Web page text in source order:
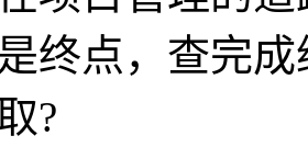
终点，查完
?